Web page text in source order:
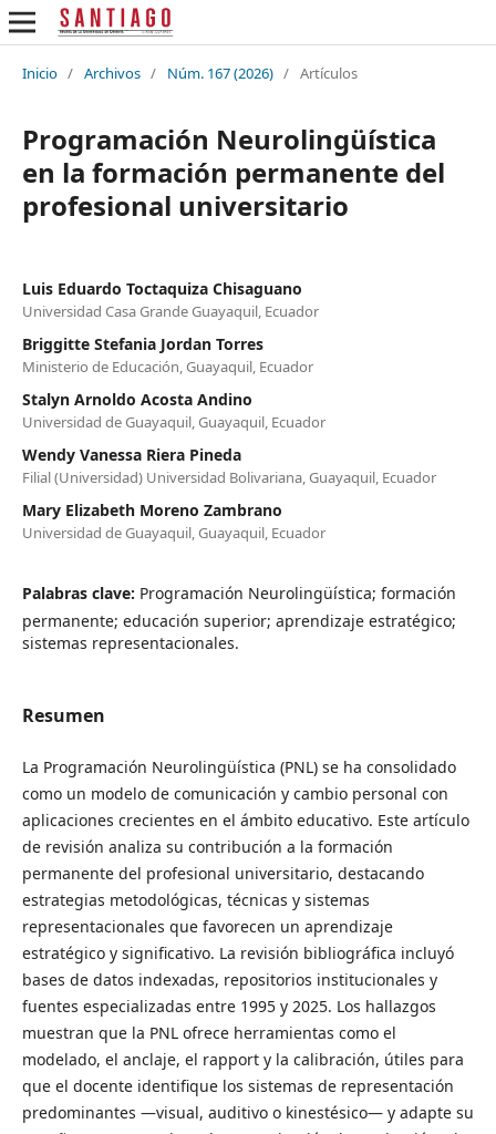
Inicio / Archivos / Núm. 167 (2026) / Artículos
Programación Neurolingüística
en la formación permanente del
profesional universitario
Luis Eduardo Toctaquiza Chisaguano
Universidad Casa Grande Guayaquil, Ecuador
Briggitte Stefania Jordan Torres
Ministerio de Educación, Guayaquil, Ecuador
Stalyn Arnoldo Acosta Andino
Universidad de Guayaquil, Guayaquil, Ecuador
Wendy Vanessa Riera Pineda
Filial (Universidad) Universidad Bolivariana, Guayaquil, Ecuador
Mary Elizabeth Moreno Zambrano
Universidad de Guayaquil, Guayaquil, Ecuador
Palabras clave: Programación Neurolingüística; formación
permanente; educación superior; aprendizaje estratégico;
sistemas representacionales.
Resumen
La Programación Neurolingüística (PNL) se ha consolidado
como un modelo de comunicación y cambio personal con
aplicaciones crecientes en el ámbito educativo. Este artículo
de revisión analiza su contribución a la formación
permanente del profesional universitario, destacando
estrategias metodológicas, técnicas y sistemas
representacionales que favorecen un aprendizaje
estratégico y significativo. La revisión bibliográfica incluyó
bases de datos indexadas, repositorios institucionales y
fuentes especializadas entre 1995 y 2025. Los hallazgos
muestran que la PNL ofrece herramientas como el
modelado, el anclaje, el rapport y la calibración, útiles para
que el docente identifique los sistemas de representación
predominantes —visual, auditivo o kinestésico— y adapte su